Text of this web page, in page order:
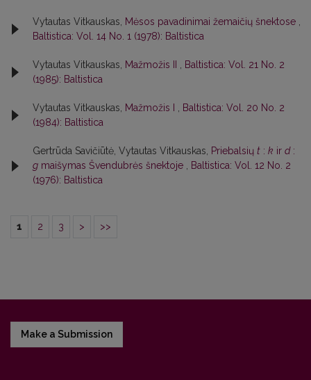
Vytautas Vitkauskas, Mėsos pavadinimai žemaičių šnektose
Baltistica: Vol. 14 No. 1 (1978): Baltistica
Vytautas Vitkauskas, Mažmožis II
Baltistica: Vol. 21 No. 2
(1985): Baltistica
Vytautas Vitkauskas, Mažmožis I
Baltistica: Vol. 20 No. 2
(1984): Baltistica
Gertrūda Savičiūtė, Vytautas Vitkauskas, Priebalsių t : k ir d:
g maišymas Švendubrės šnektoje
Baltistica: Vol. 12 No. 2
(1976): Baltistica
1 2 3 > >>
Make a Submission